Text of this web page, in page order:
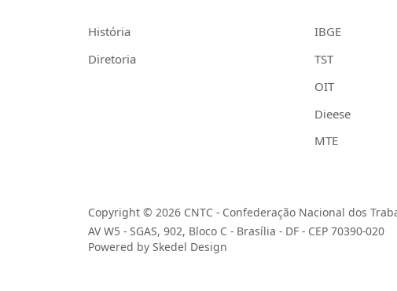
História
Diretoria
IBGE
TST
OIT
Dieese
MTE
Copyright © 2026 CNTC - Confederação Nacional dos
AV W5 - SGAS, 902, Bloco C - Brasília - DF - CEP 70390-020
Powered by Skedel Design